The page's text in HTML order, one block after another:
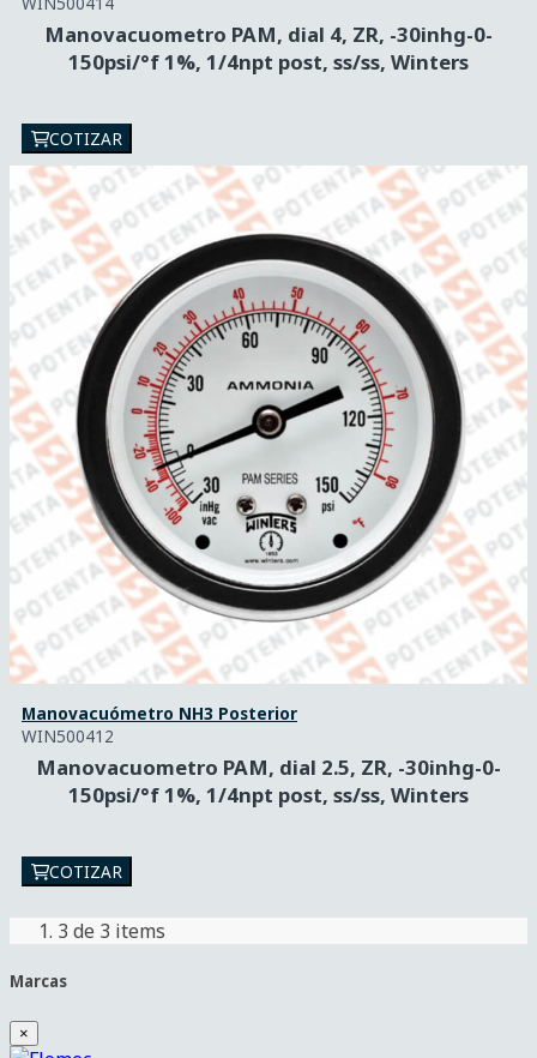
Manovacuometro PAM, dial 4, ZR, -30inhg-0-
150psi/°f 1%, 1/4npt post, ss/ss, Winters
COTIZAR
Manovacuómetro NH3 Posterior
WIN500412
Manovacuometro PAM, dial 2.5, ZR, -30inhg-0-
150psi/°f 1%, 1/4npt post, ss/ss, Winters
COTIZAR
3 de 3 items
Marcas
×